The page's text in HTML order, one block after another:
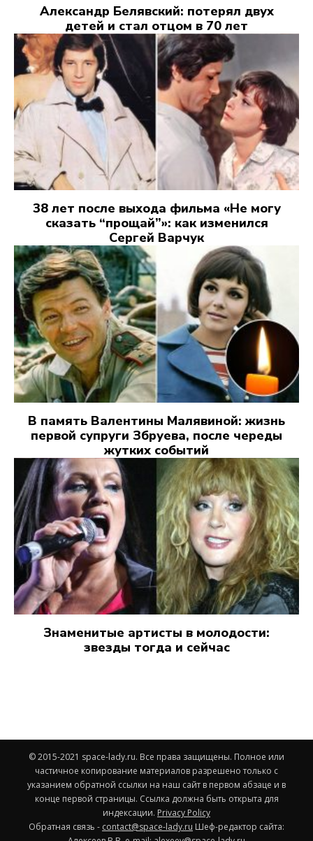
Александр Белявский: потерял двух
детей и стал отцом в 70 лет
38 лет после выхода фильма «Не могу
сказать “прощай”»: как изменился
Сергей Варчук
В память Валентины Малявиной: жизнь
первой супруги Збруева, после череды
жутких событий
Знаменитые артисты в молодости:
звезды тогда и сейчас
© 2015-2021 space-lady.ru. Все права защищены. Полное или
частичное копирование материалов разрешено только с
указанием обратной ссылки на наш сайт в первом абзаце и в
конце первой страницы. Ссылка должна быть открыта для
индексации. Privacy Policy
Обратная связь - contact@space-lady.ru Шеф-редактор сайта: